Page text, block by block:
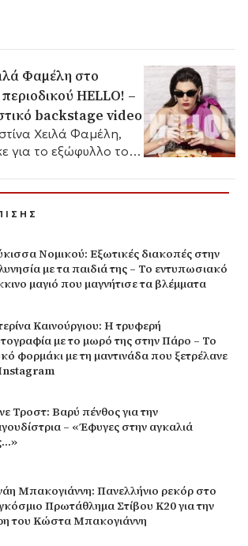
Φαμέλη στο
HELLO! –
backstage video
Χειλά Φαμέλη,
για το εξώφυλλο του
Νομικού: Εξωτικές διακοπές στην
με τα παιδιά της – Το εντυπωσιακό
μαγιό που μαγνήτισε τα βλέμματα
Καινούργιου: Η τρυφερή
με το μωρό της στην Πάρο – Το
φορμάκι με τη μαντινάδα που ξετρέλανε
Τροστ: Βαρύ πένθος για την
– «Έφυγες στην αγκαλιά
Μπακογιάννη: Πανελλήνιο ρεκόρ στο
Πρωτάθλημα Στίβου Κ20 για την
του Κώστα Μπακογιάννη